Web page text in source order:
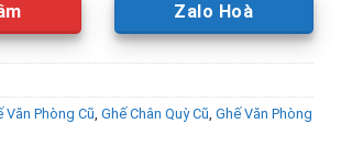
Zalo Hoà
Văn Phòng Cũ, Ghế Chân Quỳ Cũ, Ghế Văn Phòng